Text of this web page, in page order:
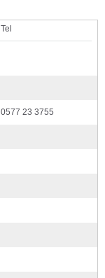
Tel
0577 23 3755